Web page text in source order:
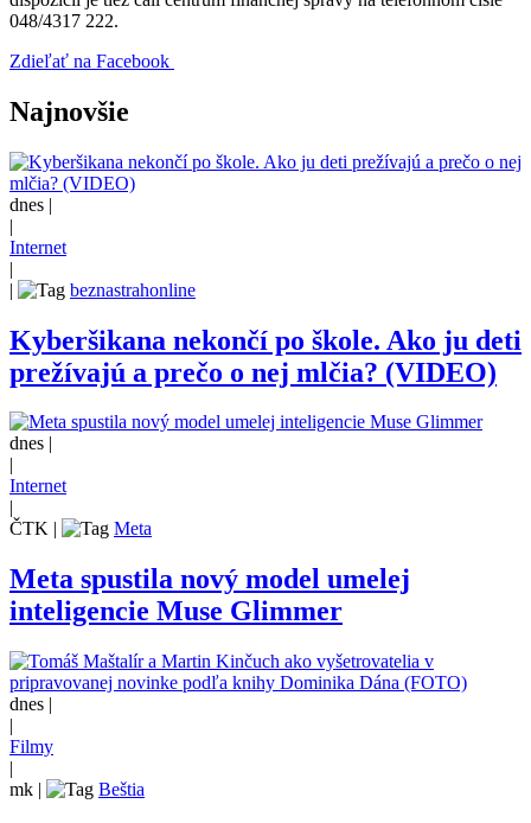
048/4317 222.
Zdieľať na Facebook
Najnovšie
dnes |
|
Internet
|
|
beznastrahonline
Kyberšikana nekončí po škole. Ako ju deti
prežívajú a prečo o nej mlčia? (VIDEO)
dnes |
|
Internet
|
ČTK | Meta
Meta spustila nový model umelej
inteligencie Muse Glimmer
dnes |
|
Filmy
|
mk | Beštia